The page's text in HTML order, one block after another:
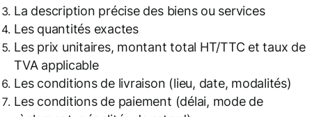
La description précise des biens ou services
Les quantités exactes
Les prix unitaires, montant total HT/TTC et taux de
TVA applicable
Les conditions de livraison (lieu, date, modalités)
Les conditions de paiement (délai, mode de